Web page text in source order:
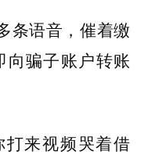
条语音，催着缴
向骗子账户转账
打来视频哭着借